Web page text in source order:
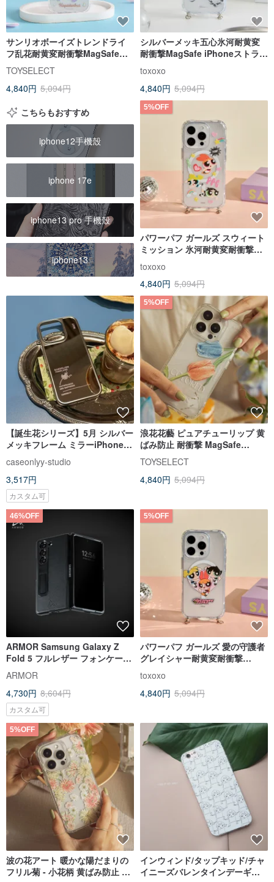
サンリオボーイズトレンドライ
フ乱花耐黄変耐衝撃MagSafe
iPhoneスマホケース
TOYSELECT
4,840円 5,094円
シルバーメッキ五心氷河耐黄変
耐衝撃MagSafe iPhoneストラッ
toxoxo
4,840円 5,094円
こちらもおすすめ
iphone12手機殼
iphone 17e
iphone13 pro 手機殼
iphone13
5%OFF
パワーパフ ガールズ スウィート
ミッション 氷河耐黄変耐衝撃
スマホケース
toxoxo
4,840円 5,094円
【誕生花シリーズ】5月 シルバー
メッキフレーム ミラーiPhoneケ
caseonlyy-studio
3,517円
カスタム可
5%OFF
浪花花藝 ピュアチューリップ 黄
ばみ防止 耐衝撃 MagSafe
iPhoneケース
TOYSELECT
4,840円 5,094円
46%OFF
ARMOR Samsung Galaxy Z
Fold 5 フルレザー フォンケース
- ミッドナイトブラック
ARMOR
4,730円 8,604円
カスタム可
5%OFF
パワーパフ ガールズ 愛の守護者
グレイシャー耐黄変耐衝撃
MagSafe iPhone ストラップ付
きスマホケース
toxoxo
4,840円 5,094円
5%OFF
波の花アート 暖かな陽だまりの
フリル菊 - 小花柄 黄ばみ防止 耐
インウィンド/タップキッド/チャ
イニーズバレンタインデーギフ